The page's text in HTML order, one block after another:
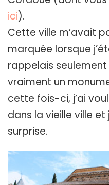
ici).
Cette ville m’avait
marquée lorsque
rappelais
vraiment un
cette fois-ci, j’ai
dans la vieille ville
surprise.